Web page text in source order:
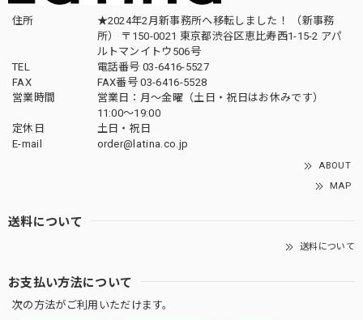
住所
★2024年2月新事務所へ移転しました！ （新事務
所） 〒150-0021 東京都渋谷区恵比寿西1-15-2 アパ
ルトマンイトウ506号
TEL
電話番号 03-6416-5527
FAX
FAX番号 03-6416-5528
営業時間
営業日：月〜金曜（土日・祝日はお休みです）
11:00〜19:00
定休日
土日・祝日
E-mail
order@latina.co.jp
ABOUT
MAP
送料について
送料について
お支払い方法について
次の方法がご利用いただけます。